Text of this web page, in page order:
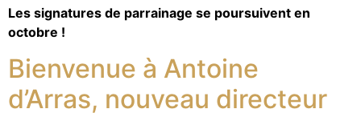
Les signatures de parrainage se poursuivent en
octobre !
Bienvenue à Antoine
d’Arras, nouveau directeur